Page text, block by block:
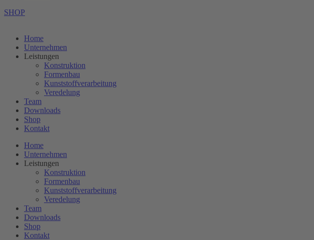
SHOP
Home
Unternehmen
Leistungen
Konstruktion
Formenbau
Kunststoffverarbeitung
Veredelung
Team
Downloads
Shop
Kontakt
Home
Unternehmen
Leistungen
Konstruktion
Formenbau
Kunststoffverarbeitung
Veredelung
Team
Downloads
Shop
Kontakt